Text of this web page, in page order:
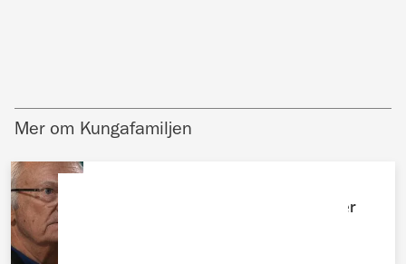
Mer om Kungafamiljen
Kungens okända systerdotter bryter